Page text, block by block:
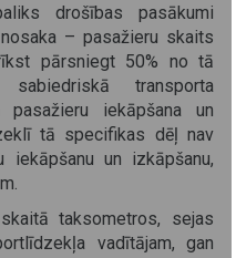
drošības pasākumi
– pasažieru skaits
pārsniegt 50% no tā
transporta
pasažieru iekāpšana un
tā specifikas dēļ nav
iekāpšanu un izkāpšanu,
taksometros, sejas
vadītājam, gan